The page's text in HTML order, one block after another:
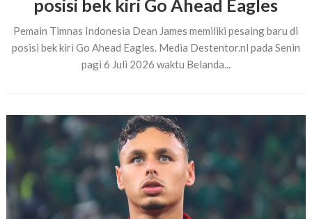
posisi bek kiri Go Ahead Eagles
Pemain Timnas Indonesia Dean James memiliki pesaing baru di
posisi bek kiri Go Ahead Eagles. Media Destentor.nl pada Senin
pagi 6 Juli 2026 waktu Belanda...